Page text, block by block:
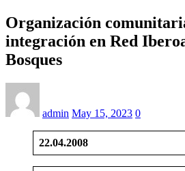
Organización
integración en Red
Bosques
admin May 15, 2023 0
22.04.2008